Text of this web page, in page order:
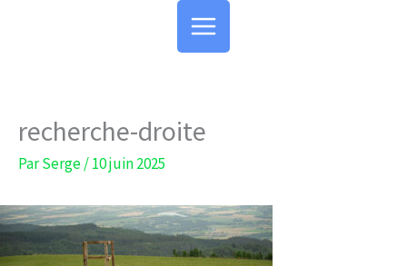
recherche-droite
ParSerge/10 juin 2025